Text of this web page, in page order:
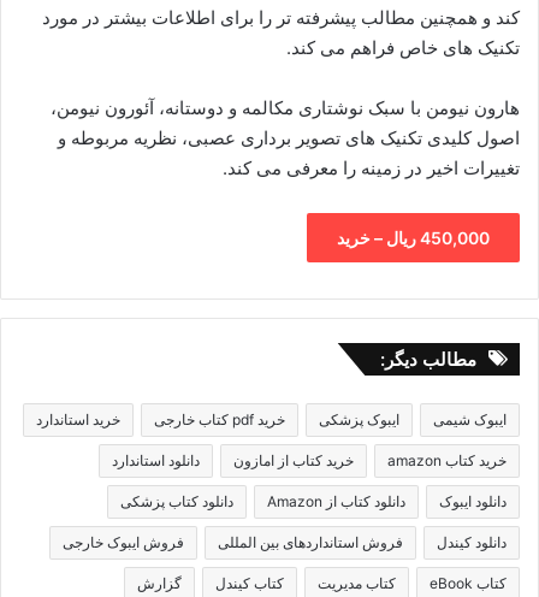
کند و همچنین مطالب پیشرفته تر را برای اطلاعات بیشتر در مورد
تکنیک های خاص فراهم می کند.
هارون نیومن با سبک نوشتاری مکالمه و دوستانه، آئورون نیومن،
اصول کلیدی تکنیک های تصویر برداری عصبی، نظریه مربوطه و
تغییرات اخیر در زمینه را معرفی می کند.
450,000 ریال – خرید
مطالب دیگر:
ایبوک شیمی ایبوک پزشکی خرید pdf کتاب خارجی خرید استاندارد
خرید کتاب amazon خرید کتاب از امازون دانلود استاندارد
دانلود ایبوک دانلود کتاب از Amazon دانلود کتاب پزشکی
دانلود کیندل فروش استانداردهای بین المللی فروش ایبوک خارجی
کتاب eBook کتاب مدیریت کتاب کیندل گزارش